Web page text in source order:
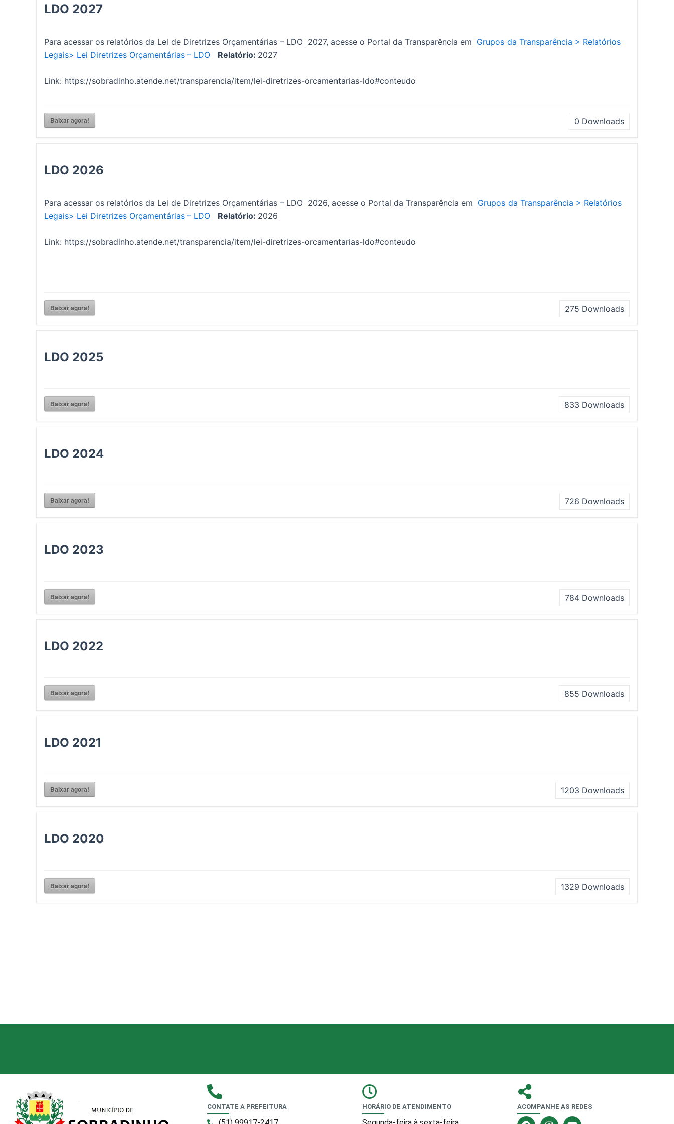
LDO 2027
Para acessar os relatórios da Lei de Diretrizes Orçamentárias – LDO 2027, acesse o Portal da Transparência em Grupos da Transparência > Relatórios
Legais> Lei Diretrizes Orçamentárias – LDO Relatório: 2027
Link: https://sobradinho.atende.net/transparencia/item/lei-diretrizes-orcamentarias-ldo#conteudo
Baixar agora! 0 Downloads
LDO 2026
Para acessar os relatórios da Lei de Diretrizes Orçamentárias – LDO 2026, acesse o Portal da Transparência em Grupos da Transparência > Relatórios
Legais> Lei Diretrizes Orçamentárias – LDO Relatório: 2026
Link: https://sobradinho.atende.net/transparencia/item/lei-diretrizes-orcamentarias-ldo#conteudo
Baixar agora! 275 Downloads
LDO 2025
Baixar agora! 833 Downloads
LDO 2024
Baixar agora! 726 Downloads
LDO 2023
Baixar agora! 784 Downloads
LDO 2022
Baixar agora! 855 Downloads
LDO 2021
Baixar agora! 1203 Downloads
LDO 2020
Baixar agora! 1329 Downloads
CONTATE A PREFEITURA HORÁRIO DE ATENDIMENTO ACOMPANHE AS REDES
F I Y